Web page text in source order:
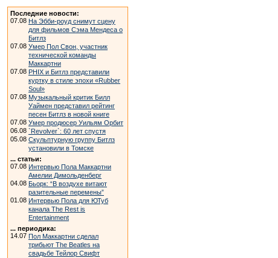
Последние новости:
07.08 На Эбби-роуд снимут сцену
для фильмов Сэма Мендеса о
Битлз
07.08 Умер Пол Свон, участник
технической команды
Маккартни
07.08 PHIX и Битлз представили
куртку в стиле эпохи «Rubber
Soul»
07.08 Музыкальный критик Билл
Уаймен представил рейтинг
песен Битлз в новой книге
07.08 Умер продюсер Уильям Орбит
06.08 `Revolver`: 60 лет спустя
05.08 Скульптурную группу Битлз
установили в Томске
... статьи:
07.08 Интервью Пола Маккартни
Амелии Димольденберг
04.08 Бьорк: “В воздухе витают
разительные перемены”
01.08 Интервью Пола для ЮТуб
канала The Rest is
Entertainment
... периодика:
14.07 Пол Маккартни сделал
трибьют The Beatles на
свадьбе Тейлор Свифт